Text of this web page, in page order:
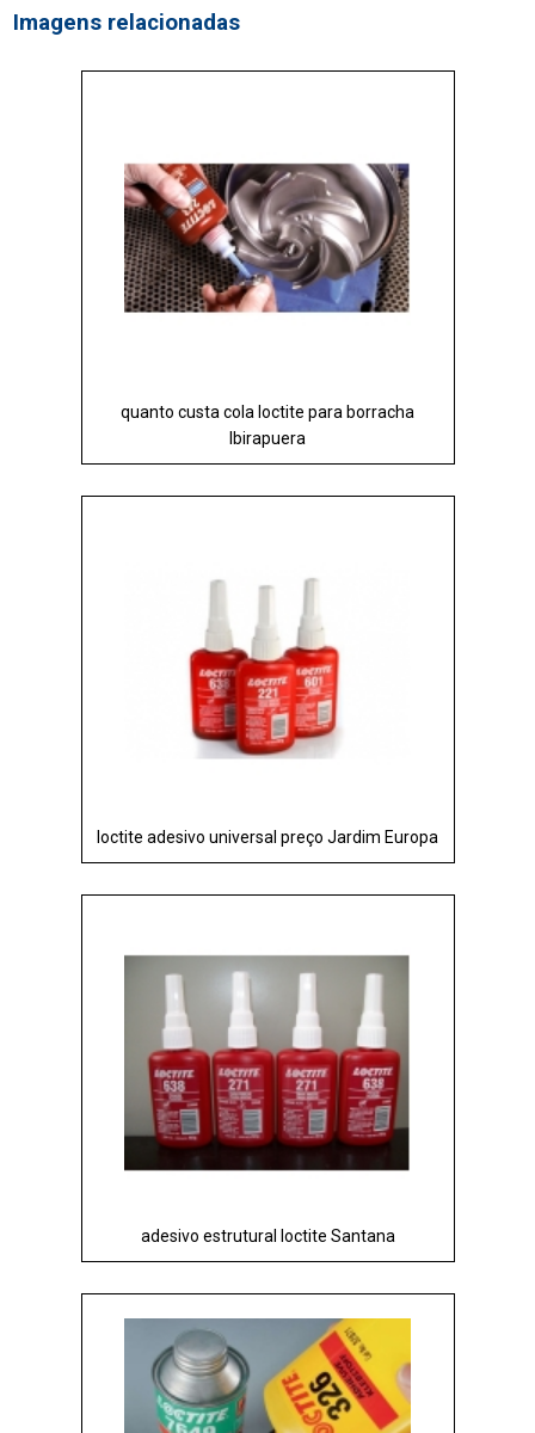
Imagens relacionadas
quanto custa cola loctite para borracha
Ibirapuera
loctite adesivo universal preço Jardim Europa
adesivo estrutural loctite Santana